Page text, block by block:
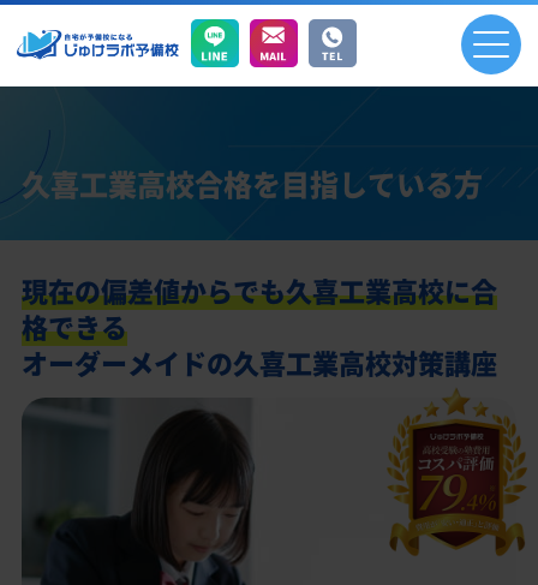
久喜工業高校合格を目指している方
現在の偏差値からでも久喜工業高校に合
格できる
オーダーメイドの久喜工業高校対策講座